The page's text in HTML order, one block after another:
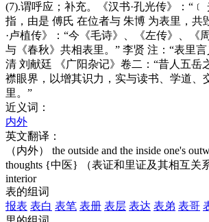
(7).谓呼应；补充。《汉书·孔光传》：
指，由是 傅氏 在位者与 朱博 为表里，共
·卢植传》：“今《毛诗》、《左传》、《
与《春秋》共相表里。” 李贤 注：“表里
清 刘献廷 《广阳杂记》卷二：“昔人五岳
襟眼界，以增其识力，实与读书、学道、
里。”
近义词：
内外
英文翻译：
（内外） the outside and the inside one's
thoughts {中医} （表证和里证及其相互关
interior
表的组词
报表 表白 表笔 表册 表层 表达 表弟 表哥